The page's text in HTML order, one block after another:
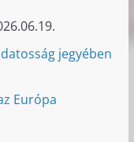
jegyében
Európa